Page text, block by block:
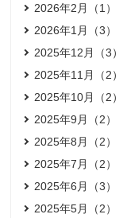
2026年2月（1）
2026年1月（3）
2025年12月（3）
2025年11月（2）
2025年10月（2）
2025年9月（2）
2025年8月（2）
2025年7月（2）
2025年6月（3）
2025年5月（2）